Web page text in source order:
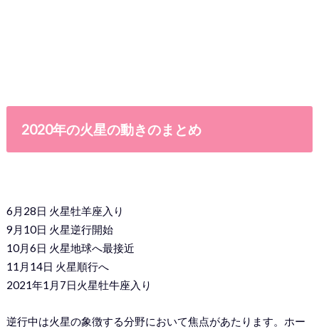
2020年の火星の動きのまとめ
6月28日 火星牡羊座入り
9月10日 火星逆行開始
10月6日 火星地球へ最接近
11月14日 火星順行へ
2021年1月7日火星牡牛座入り
逆行中は火星の象徴する分野において焦点があたります。ホー